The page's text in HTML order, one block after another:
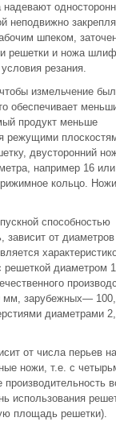
надевают
неподвижно
шпеком,
решетки и ножа
резания.
измельчение
обеспечивает
продукт меньше
режущими
двусторонний
например 16
кольцо.
способностью
зависит от диаметров
решеткой диаметром
мм, зарубежных—
диаметрами
от числа перьев на
ножи, т.е. с
использования
площадь решетки).